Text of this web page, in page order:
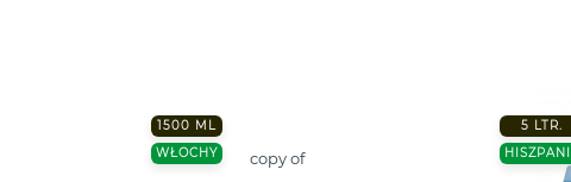
1500 ML
WŁOCHY
copy of
5 LTR.